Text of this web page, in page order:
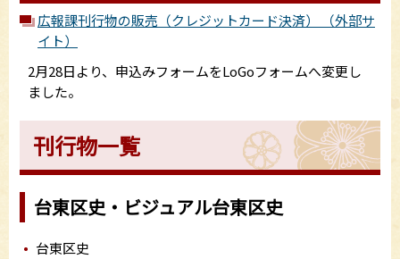
広報課刊行物の販売（クレジットカード決済） （外部サ
イト）
2月28日より、申込みフォームをLoGoフォームへ変更し
ました。
刊行物一覧
台東区史・ビジュアル台東区史
台東区史